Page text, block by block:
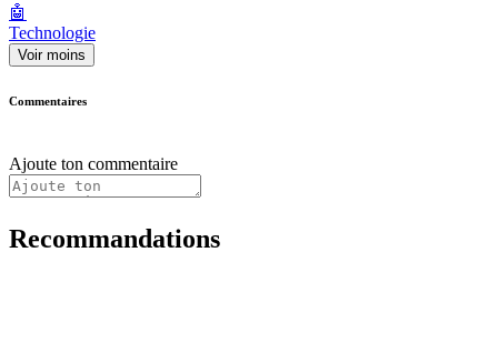
🤖
Technologie
Voir moins
Commentaires
Ajoute ton commentaire
Recommandations